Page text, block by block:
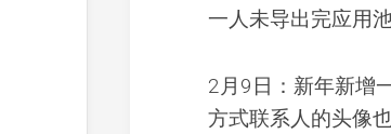
一人未导出完应用
2月9日：新年新增
方式联系人的头像